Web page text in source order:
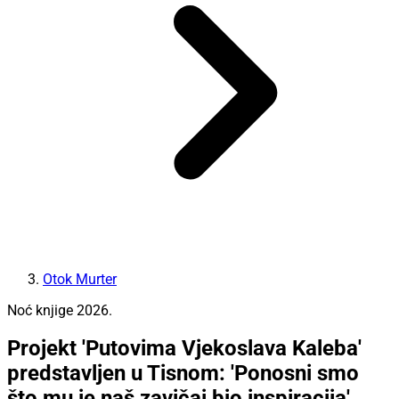
Otok Murter
Noć knjige 2026.
Projekt 'Putovima Vjekoslava Kaleba'
predstavljen u Tisnom: 'Ponosni smo